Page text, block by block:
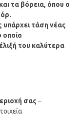
τα βόρεια, όπου ο
τάση νέας
οποίο
του καλύτερα
σας –